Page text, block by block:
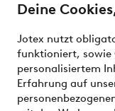
Deine
Jotex nutzt
funktioniert, sowie
personalisiertem
Erfahrung auf
Bedingungen